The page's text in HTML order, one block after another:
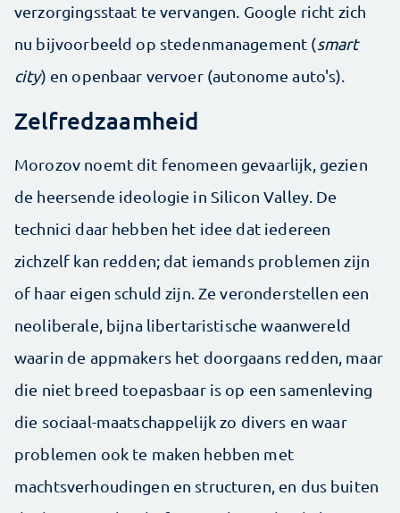
verzorgingsstaat te vervangen. Google richt zich
nu bijvoorbeeld op stedenmanagement (smart
city) en openbaar vervoer (autonome auto's).
Zelfredzaamheid
Morozov noemt dit fenomeen gevaarlijk, gezien
de heersende ideologie in Silicon Valley. De
technici daar hebben het idee dat iedereen
zichzelf kan redden; dat iemands problemen zijn
of haar eigen schuld zijn. Ze veronderstellen een
neoliberale, bijna libertaristische waanwereld
waarin de appmakers het doorgaans redden, maar
die niet breed toepasbaar is op een samenleving
die sociaal-maatschappelijk zo divers en waar
problemen ook te maken hebben met
machtsverhoudingen en structuren, en dus buiten